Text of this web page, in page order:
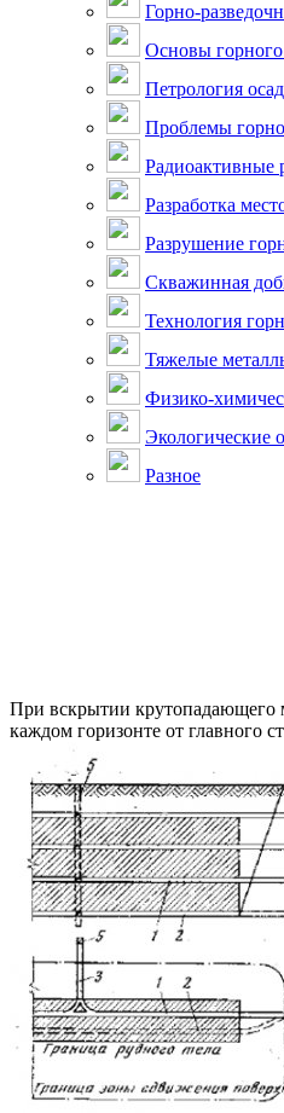
Горно-
Основы горного
Петрология
Проблемы
Радиоактивные
Разработка
Разрушение
Скважинная
Технология
Тяжелые
Физико-
Экологические
Разное
При вскрытии крутопадающего
каждом горизонте от главного